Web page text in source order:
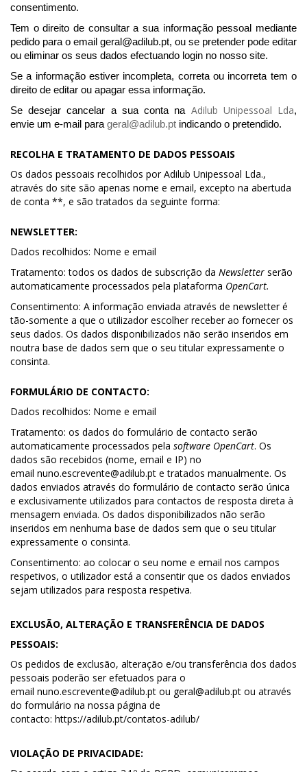
consentimento.
Tem o direito de consultar a sua informação pessoal mediante
pedido para o email geral@adilub.pt, ou se pretender pode editar
ou eliminar os seus dados efectuando login no nosso site.
Se a informação estiver incompleta, correta ou incorreta tem o
direito de editar ou apagar essa informação.
Se desejar cancelar a sua conta na Adilub Unipessoal Lda,
envie um e-mail para geral@adilub.pt indicando o pretendido.
RECOLHA E TRATAMENTO DE DADOS PESSOAIS
Os dados pessoais recolhidos por Adilub Unipessoal Lda.,
através do site são apenas nome e email, excepto na abertuda
de conta **, e são tratados da seguinte forma:
NEWSLETTER:
Dados recolhidos: Nome e email
Tratamento: todos os dados de subscrição da Newsletter serão
automaticamente processados pela plataforma OpenCart.
Consentimento: A informação enviada através de newsletter é
tão-somente a que o utilizador escolher receber ao fornecer os
seus dados. Os dados disponibilizados não serão inseridos em
noutra base de dados sem que o seu titular expressamente o
consinta.
FORMULÁRIO DE CONTACTO:
Dados recolhidos: Nome e email
Tratamento: os dados do formulário de contacto serão
automaticamente processados pela software OpenCart. Os
dados são recebidos (nome, email e IP) no
email nuno.escrevente@adilub.pt e tratados manualmente. Os
dados enviados através do formulário de contacto serão única
e exclusivamente utilizados para contactos de resposta direta à
mensagem enviada. Os dados disponibilizados não serão
inseridos em nenhuma base de dados sem que o seu titular
expressamente o consinta.
Consentimento: ao colocar o seu nome e email nos campos
respetivos, o utilizador está a consentir que os dados enviados
sejam utilizados para resposta respetiva.
EXCLUSÃO, ALTERAÇÃO E TRANSFERÊNCIA DE DADOS
PESSOAIS:
Os pedidos de exclusão, alteração e/ou transferência dos dados
pessoais poderão ser efetuados para o
email nuno.escrevente@adilub.pt ou geral@adilub.pt ou através
do formulário na nossa página de
contacto: https://adilub.pt/contatos-adilub/
VIOLAÇÃO DE PRIVACIDADE: